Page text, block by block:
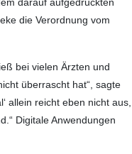
die Verordnung vom
bei vielen Ärzten und
überrascht hat“, sagte
allein reicht eben nicht aus,
Digitale Anwendungen